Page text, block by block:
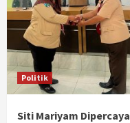
Politik
Siti Mariyam Dipercaya